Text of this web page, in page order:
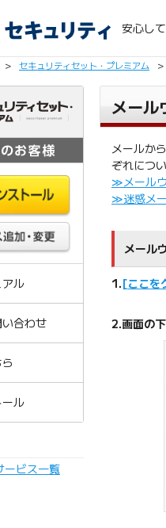
安心し
> セキュリティセット・プレミアム >
ル
合わせ
ル
ービス一覧
メール
メールか
ぞれにつ
≫メール
≫迷惑メ
メール
1.[ここを
2.画面の